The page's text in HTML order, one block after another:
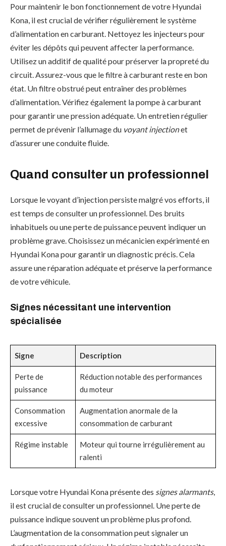
Pour maintenir le bon fonctionnement de votre Hyundai
Kona, il est crucial de vérifier régulièrement le système
d’alimentation en carburant. Nettoyez les injecteurs pour
éviter les dépôts qui peuvent affecter la performance.
Utilisez un additif de qualité pour préserver la propreté du
circuit. Assurez-vous que le filtre à carburant reste en bon
état. Un filtre obstrué peut entraîner des problèmes
d’alimentation. Vérifiez également la pompe à carburant
pour garantir une pression adéquate. Un entretien régulier
permet de prévenir l’allumage du voyant injectionet
d’assurer une conduite fluide.
Quand consulter un professionnel
Lorsque le voyant d’injection persiste malgré vos efforts, il
est temps de consulter un professionnel. Des bruits
inhabituels ou une perte de puissance peuvent indiquer un
problème grave. Choisissez un mécanicien expérimenté en
Hyundai Kona pour garantir un diagnostic précis. Cela
assure une réparation adéquate et préserve la performance
de votre véhicule.
Signes nécessitant une intervention
spécialisée
Signe Description
Perte de
puissance
Réduction notable des performances
du moteur
Consommation
excessive
Augmentation anormale de la
consommation de carburant
Régime instable
Moteur qui tourne irrégulièrement au
ralenti
Lorsque votre Hyundai Kona présente des signes alarmants,
il est crucial de consulter un professionnel. Une perte de
puissance indique souvent un problème plus profond.
L’augmentation de la consommation peut signaler un